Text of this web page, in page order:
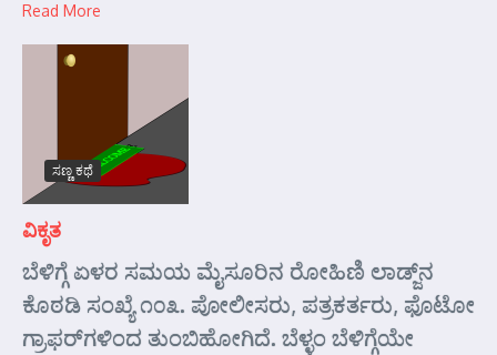
Read More
ಸಣ್ಣ ಕಥೆ
ವಿಕೃತ
ಬೆಳಿಗ್ಗೆ ಏಳರ ಸಮಯ ಮೈಸೂರಿನ ರೋಹಿಣಿ ಲಾಡ್ಜ್‌ನ
ಕೊಠಡಿ ಸಂಖ್ಯೆ ೧೦೩. ಪೋಲೀಸರು, ಪತ್ರಕರ್ತರು, ಫೊಟೋ
ಗ್ರಾಫರ್‌ಗಳಿಂದ ತುಂಬಿಹೋಗಿದೆ. ಬೆಳ್ಳಂ ಬೆಳಿಗ್ಗೆಯೇ